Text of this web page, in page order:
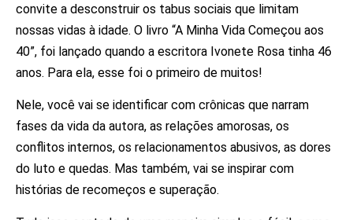
convite a desconstruir os tabus sociais que limitam
nossas vidas à idade. O livro “A Minha Vida Começou aos
40”, foi lançado quando a escritora Ivonete Rosa tinha 46
anos. Para ela, esse foi o primeiro de muitos!
Nele, você vai se identificar com crônicas que narram
fases da vida da autora, as relações amorosas, os
conflitos internos, os relacionamentos abusivos, as dores
do luto e quedas. Mas também, vai se inspirar com
histórias de recomeços e superação.